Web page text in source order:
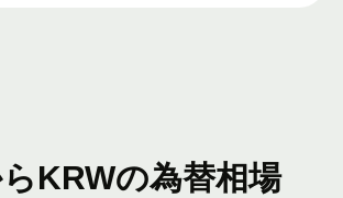
KRWの為替相場